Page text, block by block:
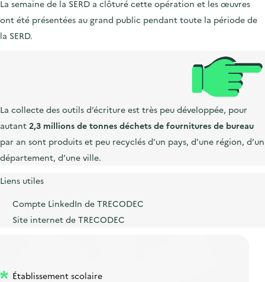
La semaine de la SERD a clôturé cette opération et les œuvres
ont été présentées au grand public pendant toute la période de
la SERD.
La collecte des outils d’écriture est très peu développée, pour
autant 2,3 millions de tonnes déchets de fournitures de bureau
par an sont produits et peu recyclés d’un pays, d’une région, d’un
département, d’une ville.
Liens utiles
Compte LinkedIn de TRECODEC
Site internet de TRECODEC
Établissement scolaire